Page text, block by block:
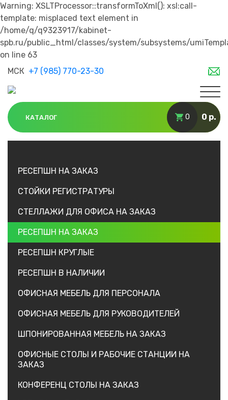
Warning: XSLTProcessor::transformToXml(): xsl:call-
template: misplaced text element in
/home/q/q9323917/kabinet-
spb.ru/public_html/classes/system/subsystems/
on line 63
МСК +7 (985) 770-23-30
КАТАЛОГ 0 0 р.
РЕСЕПШН НА ЗАКАЗ
СТОЙКИ РЕГИСТРАТУРЫ
СТЕЛЛАЖИ ДЛЯ ОФИСА НА ЗАКАЗ
РЕСЕПШН НА ЗАКАЗ
РЕСЕПШН КРУГЛЫЕ
РЕСЕПШН В НАЛИЧИИ
ОФИСНАЯ МЕБЕЛЬ ДЛЯ ПЕРСОНАЛА
ОФИСНАЯ МЕБЕЛЬ ДЛЯ РУКОВОДИТЕЛЕЙ
ШПОНИРОВАННАЯ МЕБЕЛЬ НА ЗАКАЗ
ОФИСНЫЕ СТОЛЫ И РАБОЧИЕ СТАНЦИИ НА
ЗАКАЗ
КОНФЕРЕНЦ СТОЛЫ НА ЗАКАЗ